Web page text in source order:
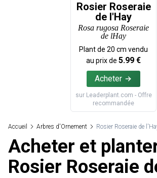
Rosier Roseraie
de l'Hay
Rosa rugosa Roseraie
de lHay
Plant de 20 cm vendu
au prix de 5.99 €
Acheter
sur Leaderplant.com - Offre
recommandée
Accueil Arbres d'Ornement Rosier Roseraie de
Acheter et
Rosier Roseraie